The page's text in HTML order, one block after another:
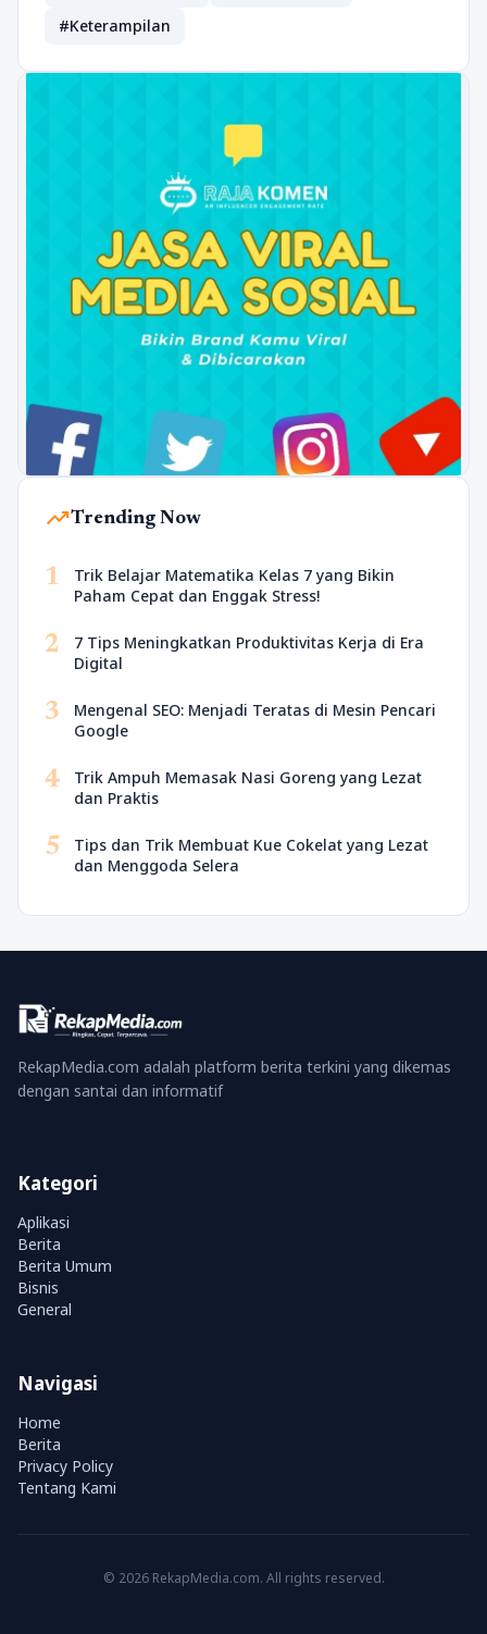
#Keterampilan
trending_upTrending Now
1
Trik Belajar Matematika Kelas 7 yang Bikin
Paham Cepat dan Enggak Stress!
2
7 Tips Meningkatkan Produktivitas Kerja di Era
Digital
3
Mengenal SEO: Menjadi Teratas di Mesin Pencari
Google
4
Trik Ampuh Memasak Nasi Goreng yang Lezat
dan Praktis
5
Tips dan Trik Membuat Kue Cokelat yang Lezat
dan Menggoda Selera
RekapMedia.com adalah platform berita terkini yang dikemas
dengan santai dan informatif
Kategori
Aplikasi
Berita
Berita Umum
Bisnis
General
Navigasi
Home
Berita
Privacy Policy
Tentang Kami
© 2026 RekapMedia.com. All rights reserved.